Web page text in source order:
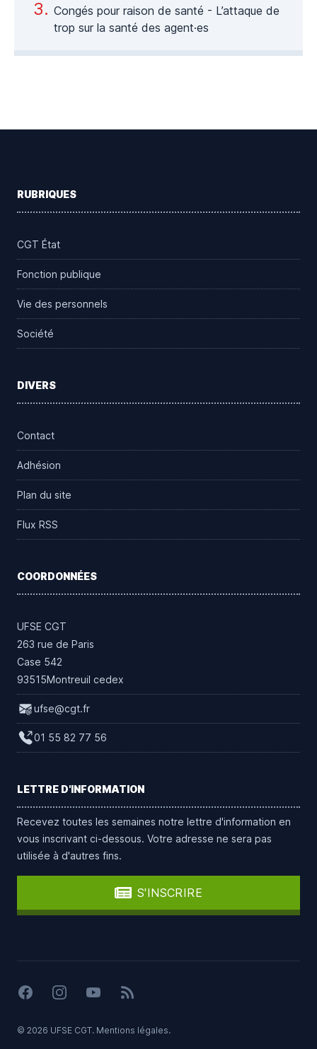
Congés pour raison de santé - L’attaque de
trop sur la santé des agent·es
RUBRIQUES
CGT État
Fonction publique
Vie des personnels
Société
DIVERS
Contact
Adhésion
Plan du site
Flux RSS
COORDONNÉES
UFSE CGT
263 rue de Paris
Case 542
93515Montreuil cedex
ufse@cgt.fr
01 55 82 77 56
LETTRE D'INFORMATION
Recevez toutes les semaines notre lettre d'information en
vous inscrivant ci-dessous. Votre adresse ne sera pas
utilisée à d'autres fins.
S'INSCRIRE
FacebookInstagramYouTubeFlux RSS
© 2026 UFSE CGT. Mentions légales.